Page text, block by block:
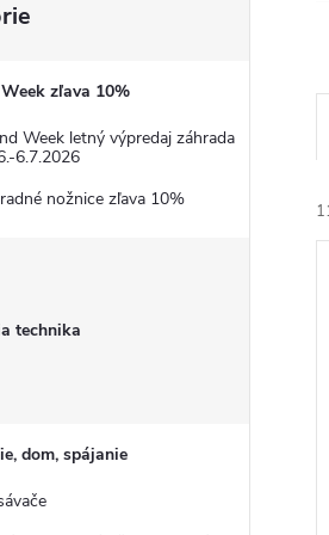
zľava 10%
Week letný výpredaj záhrada
6.7.2026
nožnice zľava 10%
technika
dom, spájanie
a